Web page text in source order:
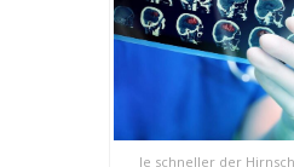
Je schneller der